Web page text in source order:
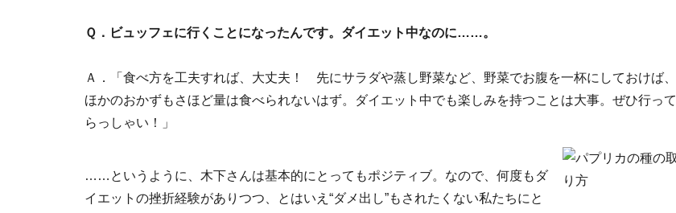
Ｑ．ビュッフェに行くことになったんです。ダイエット中なのに……。
Ａ．「食べ方を工夫すれば、大丈夫！ 先にサラダや蒸し野菜など、野菜でお腹を一杯にしておけば、
ほかのおかずもさほど量は食べられないはず。ダイエット中でも楽しみを持つことは大事。ぜひ行って
らっしゃい！」
……というように、木下さんは基本的にとってもポジティブ。なので、何度もダ
イエットの挫折経験がありつつ、とはいえ“ダメ出し”もされたくない私たちにと